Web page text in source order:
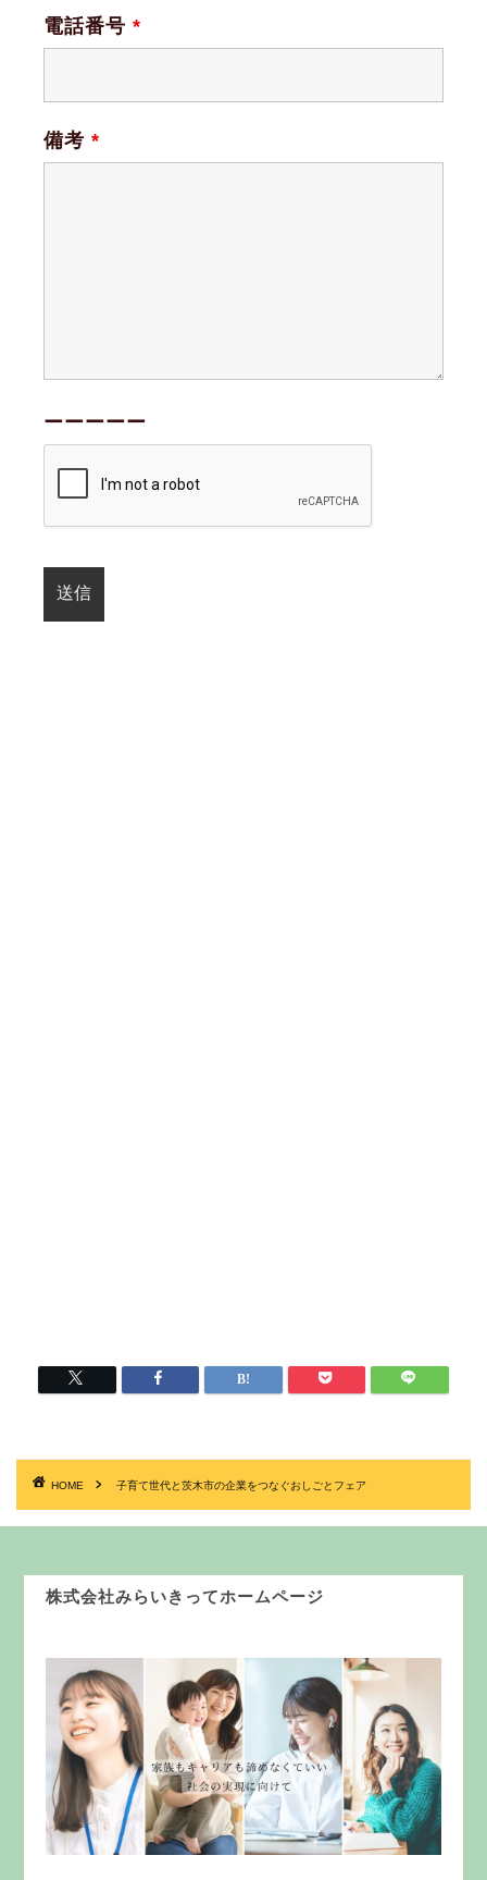
電話番号 *
備考 *
ーーーーー
HOME 子育て世代と茨木市の企業をつなぐおしごとフェア
株式会社みらいきってホームページ